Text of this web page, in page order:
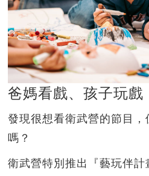
爸媽看戲、孩子玩戲
發現很想看衛武營的節目
嗎？
衛武營特別推出『藝玩伴